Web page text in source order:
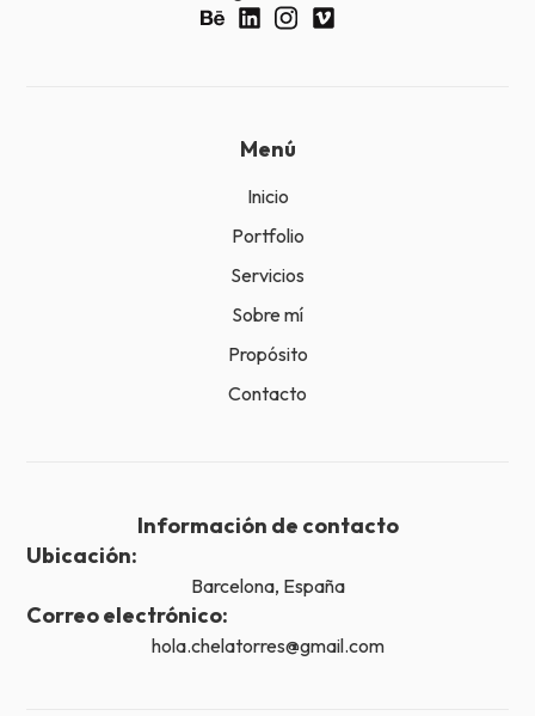
Menú
Inicio
Portfolio
Servicios
Sobre mí
Propósito
Contacto
Información de contacto
Ubicación:
Barcelona, España
Correo electrónico:
hola.chelatorres@gmail.com